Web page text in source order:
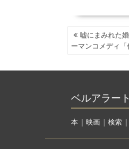
投
稿
ナ
ゲ
シ
ョ
ン
嘘にまみれた
ーマンコメディ「
ベルアラート
本 | 映画| 検索|